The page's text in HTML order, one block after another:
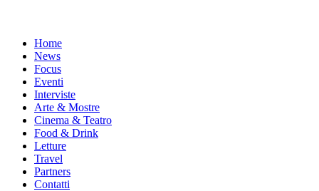
Home
News
Focus
Eventi
Interviste
Arte & Mostre
Cinema & Teatro
Food & Drink
Letture
Travel
Partners
Contatti